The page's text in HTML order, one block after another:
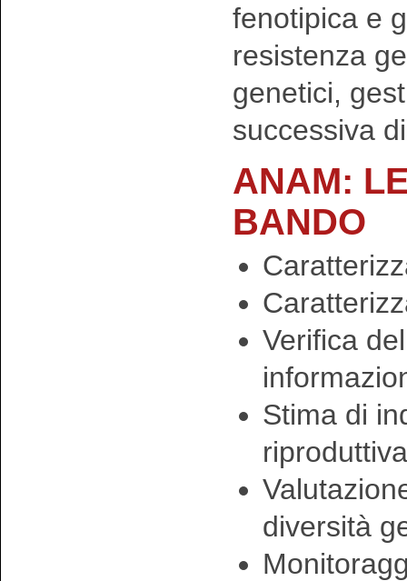
fenotipica e
resistenza
genetici,
successiva
ANAM:
BANDO
Verifica
Stima di
riproduttiva
diversità